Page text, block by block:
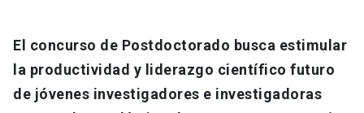
El concurso de Postdoctorado busca estimular
la productividad y liderazgo científico futuro
de jóvenes investigadores e investigadoras